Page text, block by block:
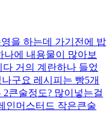
을 하는데 가기전에 밥
에 내용물이 많아보
거의 계란하나 들었
구요 레시피는 빵5개
큰술정도? 많이넣는걸
인머스터드 작은큰술